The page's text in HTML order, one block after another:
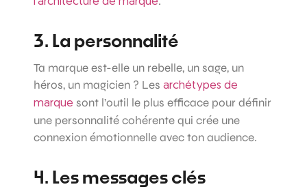
3. La personnalité
Ta marque est-elle un rebelle, un sage, un
héros, un magicien ? Les archétypes de
marque sont l’outil le plus efficace pour définir
une personnalité cohérente qui crée une
connexion émotionnelle avec ton audience.
4. Les messages clés